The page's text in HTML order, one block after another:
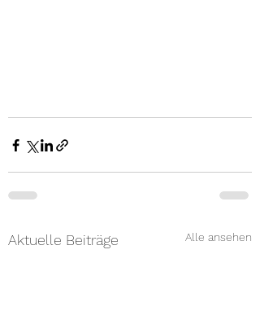
Aktuelle Beiträge Alle ansehen